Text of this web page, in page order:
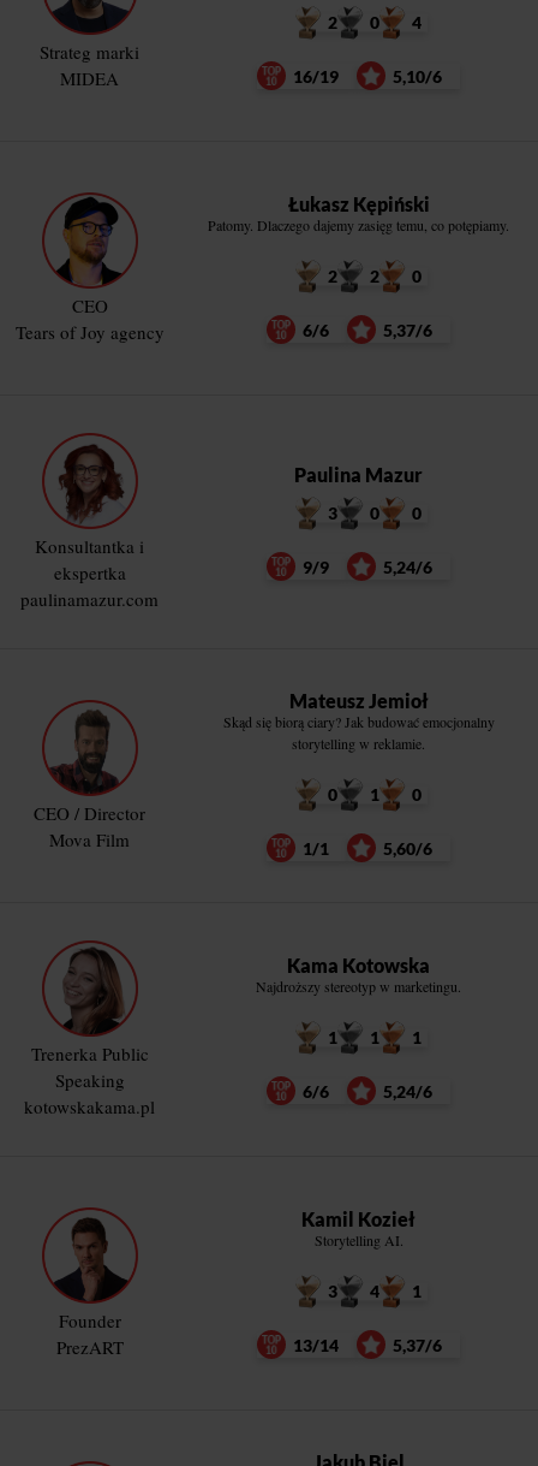
Strateg marki
MIDEA
2 0 4
16/19 5,10/6
CEO
Tears of Joy agency
Łukasz Kępiński
Patomy. Dlaczego dajemy zasięg temu, co potępiamy.
2 2 0
6/6 5,37/6
Konsultantka i
ekspertka
paulinamazur.com
Paulina Mazur
3 0 0
9/9 5,24/6
CEO / Director
Mova Film
Mateusz Jemioł
Skąd się biorą ciary? Jak budować emocjonalny
storytelling w reklamie.
0 1 0
1/1 5,60/6
Trenerka Public
Speaking
kotowskakama.pl
Kama Kotowska
Najdroższy stereotyp w marketingu.
1 1 1
6/6 5,24/6
Founder
PrezART
Kamil Kozieł
Storytelling AI.
3 4 1
13/14 5,37/6